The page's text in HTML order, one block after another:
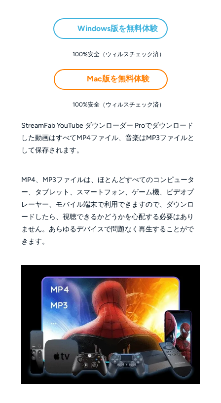
Windows版を無料体験
100%安全（ウィルスチェック済）
Mac版を無料体験
100%安全（ウィルスチェック済）
StreamFab YouTube ダウンローダー Proでダウンロード
した動画はすべてMP4ファイル、音楽はMP3ファイルと
して保存されます。
MP4、MP3ファイルは、ほとんどすべてのコンピュータ
ー、タブレット、スマートフォン、ゲーム機、ビデオプ
レーヤー、モバイル端末で利用できますので、ダウンロ
ードしたら、視聴できるかどうかを心配する必要はあり
ません。あらゆるデバイスで問題なく再生することがで
きます。